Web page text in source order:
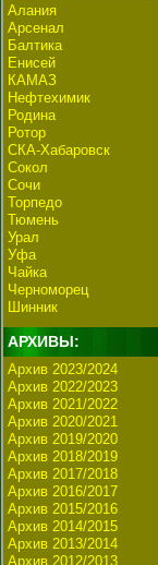
Алания
Арсенал
Балтика
Енисей
КАМАЗ
Нефтехимик
Родина
Ротор
СКА-Хабаровск
Сокол
Сочи
Торпедо
Тюмень
Урал
Уфа
Чайка
Черноморец
Шинник
АРХИВЫ:
Архив 2023/2024
Архив 2022/2023
Архив 2021/2022
Архив 2020/2021
Архив 2019/2020
Архив 2018/2019
Архив 2017/2018
Архив 2016/2017
Архив 2015/2016
Архив 2014/2015
Архив 2013/2014
Архив 2012/2013